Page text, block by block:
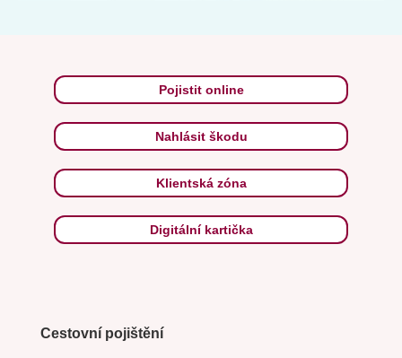
Pojistit online
Nahlásit škodu
Klientská zóna
Digitální kartička
Cestovní pojištění